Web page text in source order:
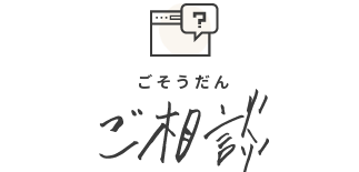
ごそうだん